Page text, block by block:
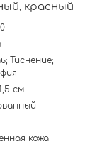
красный
Тиснение;
см
кожа